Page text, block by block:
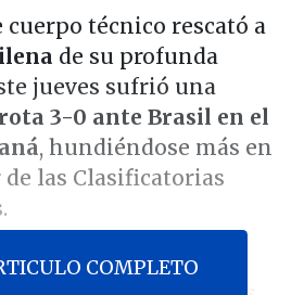
cuerpo técnico rescató a
de su profunda
jueves sufrió una
3-0 ante Brasil en el
, hundiéndose más en
las Clasificatorias
la cita planetaria,
COMPLETO